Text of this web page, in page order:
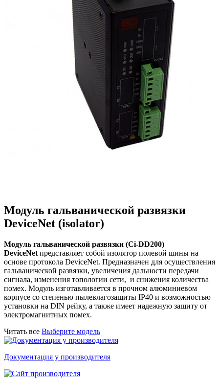
Модуль гальванической развязки
DeviceNet (isolator)
Модуль гальванической развязки (Ci-DD200)
DeviceNet представляет собой изолятор полевой шины на
основе протокола DeviceNet. Предназначен для осуществления
гальванической развязки, увеличения дальности передачи
сигнала, изменения топологии сети, и снижения количества
помех. Модуль изготавливается в прочном алюминиевом
корпусе со степенью пылевлагозащиты IP40 и возможностью
установки на DIN рейку, а также имеет надежную защиту от
электромагнитных помех.
Читать все Выберите модель
Документация у производителя